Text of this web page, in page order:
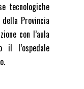
tecnologiche
Provincia
con l’aula
il l’ospedale